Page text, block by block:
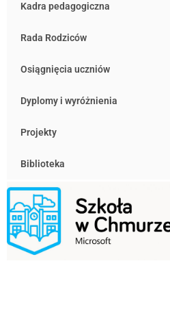
Kadra pedagogiczna
Rada Rodziców
Osiągnięcia uczniów
Dyplomy i wyróżnienia
Projekty
Biblioteka